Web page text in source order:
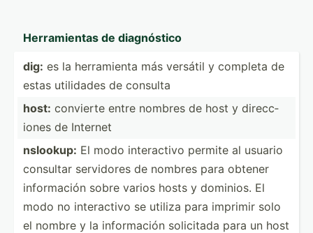
Herram­ientas de diagnó­stico
dig: es la herram­ienta más versátil y completa de
estas utilidades de consulta
host: convierte entre nombres de host y direcc­
iones de Internet
nslookup: El modo intera­ctivo permite al usuario
consultar servidores de nombres para obtener
inform­ación sobre varios hosts y dominios. El
modo no intera­ctivo se utiliza para imprimir solo
el nombre y la inform­ación solicitada para un host